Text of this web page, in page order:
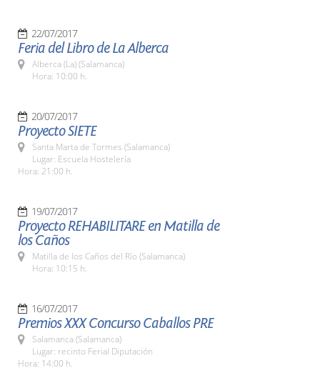
22/07/2017
Feria del Libro de La Alberca
Alberca (La) (Salamanca)
Hora: 10:00 h.
20/07/2017
Proyecto SIETE
Santa Marta de Tormes (Salamanca)
Lugar: Escuela Hostelería
Hora: 21:00 h.
19/07/2017
Proyecto REHABILITARE en Matilla de
los Caños
Matilla de los Caños del Río (Salamanca)
Hora: 10:15 h.
16/07/2017
Premios XXX Concurso Caballos PRE
Salamanca (Salamanca)
Lugar: recinto Ferial Diputación
Hora: 14:00 h.